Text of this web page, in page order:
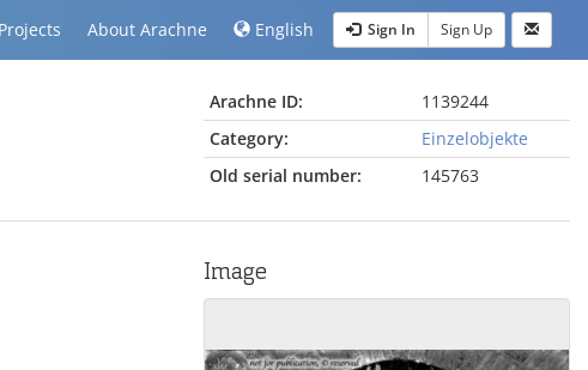
Projects About Arachne English Sign In Sign Up
Arachne ID:
1139244
Category:
Einzelobjekte
Old serial number:
145763
Image